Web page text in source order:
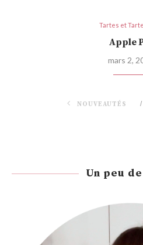
Tartes et
Apple
mars 2,
NOUVEAUTÉS
Un peu